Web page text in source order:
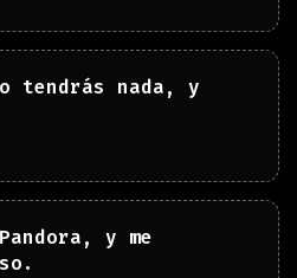
tendrás nada, y
y me